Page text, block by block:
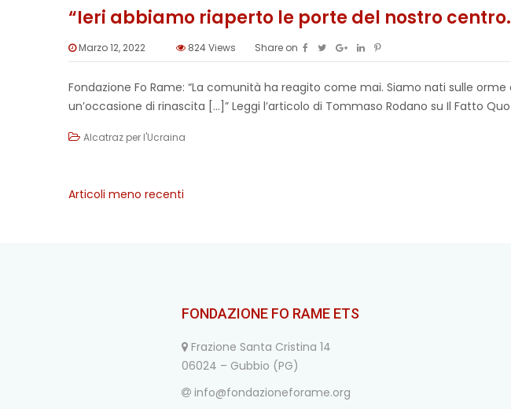
“Ieri abbiamo riaperto le porte del nostro
Marzo 12, 2022 824Views Share on
Fondazione Fo Rame: “La comunità ha reagito come mai. Siamo nati sulle
un’occasione di rinascita […]” Leggi l’articolo di Tommaso Rodano su Il Fatto
Alcatraz per l'Ucraina
Articoli meno recenti
FONDAZIONE FO RAME ETS
Frazione Santa Cristina 14
06024 – Gubbio (PG)
info@fondazioneforame.org